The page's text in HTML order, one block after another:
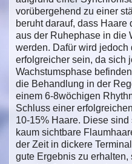
vorübergehend zu einer
beruht darauf, dass
aus der Ruhephase in die
werden. Dafür wird
erfolgreicher sein, da sich
Wachstumsphase
die Behandlung in der
einem 6-8wöchigen
Schluss einer
10-15% Haare. Diese
kaum sichtbare
der Zeit in dickere
gute Ergebnis zu